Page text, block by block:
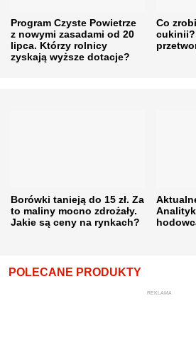
Program Czyste Powietrze
z nowymi zasadami od 20
lipca. Którzy rolnicy
zyskają wyższe dotacje?
Co
cukinii?
Borówki tanieją do 15 zł. Za
to maliny mocno zdrożały.
Jakie są ceny na rynkach?
POLECANE PRODUKTY
REKLAMA